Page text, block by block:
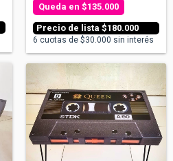
$180.000
$135.000
6 cuotas de $30.000 sin interés